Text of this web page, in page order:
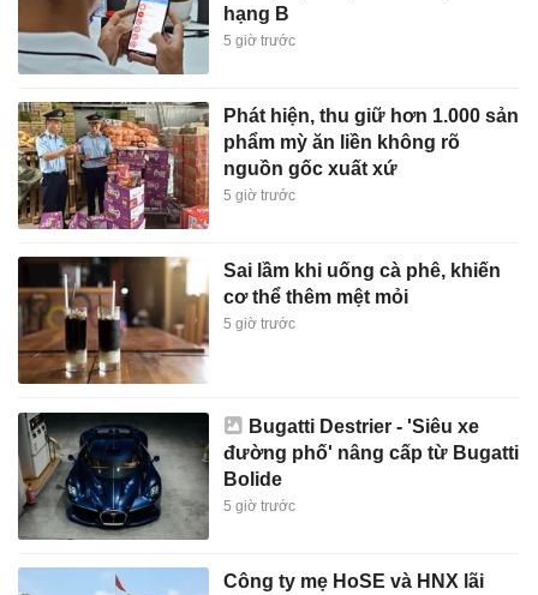
hạng B
5 giờ trước
Phát hiện, thu giữ hơn 1.000 sản
phẩm mỳ ăn liền không rõ
nguồn gốc xuất xứ
5 giờ trước
Sai lầm khi uống cà phê, khiến
cơ thể thêm mệt mỏi
5 giờ trước
Bugatti Destrier - 'Siêu xe
đường phố' nâng cấp từ Bugatti
Bolide
5 giờ trước
Công ty mẹ HoSE và HNX lãi